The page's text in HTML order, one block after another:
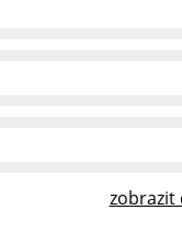
zobrazit